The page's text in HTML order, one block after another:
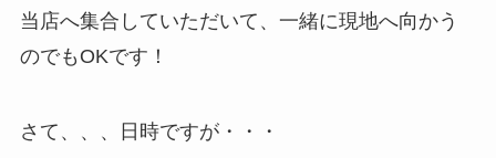
当店へ集合していただいて、一緒に現地へ向かう
のでもOKです！
さて、、、日時ですが・・・